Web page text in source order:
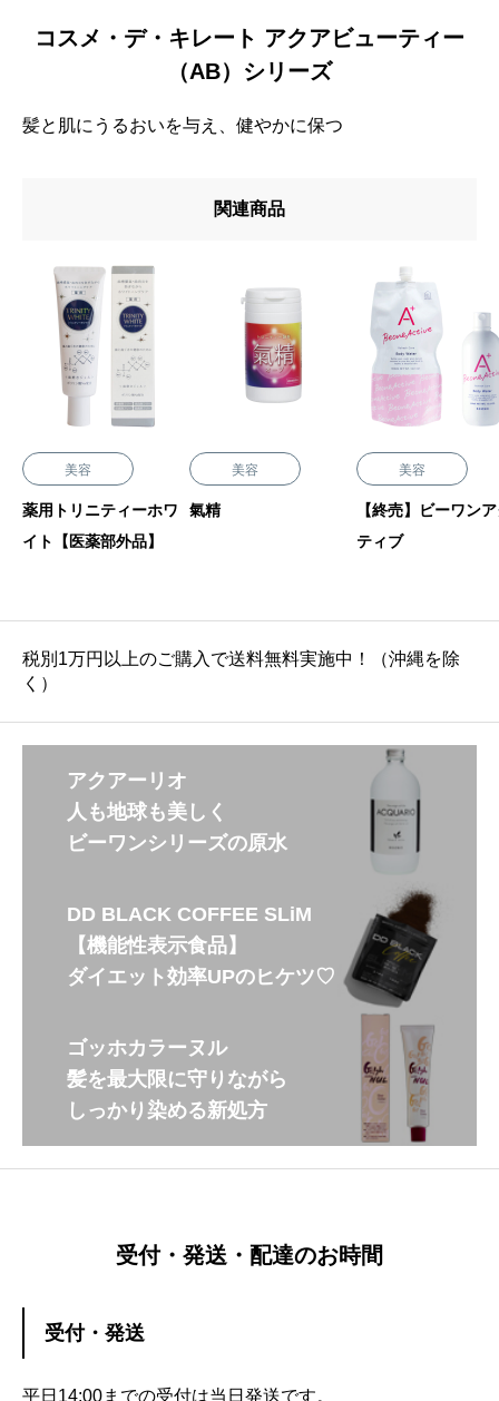
コスメ・デ・キレート アクアビューティー
（AB）シリーズ
髪と肌にうるおいを与え、健やかに保つ
関連商品
美容
薬用トリニティーホワ
イト【医薬部外品】
美容
氣精
美容
【終売】ビーワン
ティブ
税別1万円以上のご購入で送料無料実施中！（沖縄を除
く）
アクアーリオ
人も地球も美しく
ビーワンシリーズの原水
DD BLACK COFFEE SLiM
【機能性表示食品】
ダイエット効率UPのヒケツ♡
ゴッホカラーヌル
髪を最大限に守りながら
しっかり染める新処方
受付・発送・配達のお時間
受付・発送
平日14:00までの受付は当日発送です。